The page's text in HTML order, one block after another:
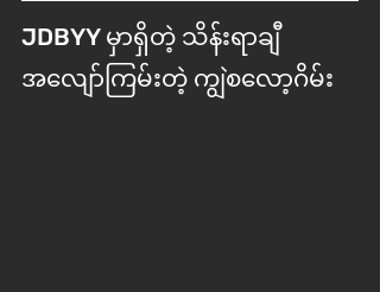
JDBYY မှာရှိတဲ့ သိန်းရာချီ
အလျော်ကြမ်းတဲ့ ကျွဲစလော့ဂိမ်း